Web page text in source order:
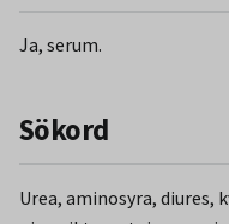
Ja, serum.
Sökord
Urea, aminosyra, diures,